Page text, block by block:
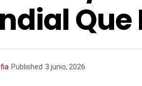
Que
Published 3 junio, 2026